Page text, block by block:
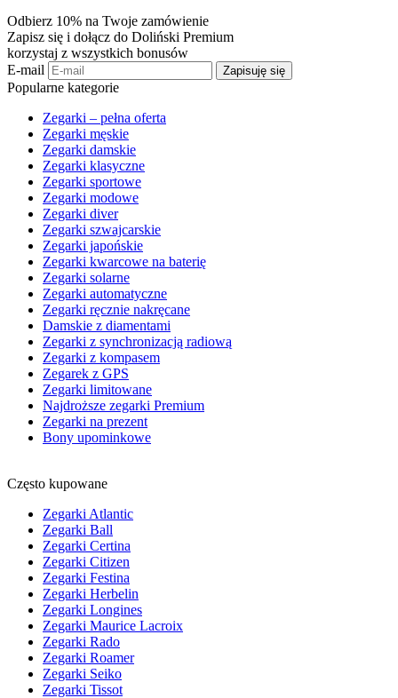
Odbierz 10% na Twoje zamówienie
Zapisz się i dołącz do Doliński Premium
korzystaj z wszystkich bonusów
E-mail
Zapisuję się
Popularne kategorie
Zegarki – pełna oferta
Zegarki męskie
Zegarki damskie
Zegarki klasyczne
Zegarki sportowe
Zegarki modowe
Zegarki diver
Zegarki szwajcarskie
Zegarki japońskie
Zegarki kwarcowe na baterię
Zegarki solarne
Zegarki automatyczne
Zegarki ręcznie nakręcane
Damskie z diamentami
Zegarki z synchronizacją radiową
Zegarki z kompasem
Zegarek z GPS
Zegarki limitowane
Najdroższe zegarki Premium
Zegarki na prezent
Bony upominkowe
Często kupowane
Zegarki Atlantic
Zegarki Ball
Zegarki Certina
Zegarki Citizen
Zegarki Festina
Zegarki Herbelin
Zegarki Longines
Zegarki Maurice Lacroix
Zegarki Rado
Zegarki Roamer
Zegarki Seiko
Zegarki Tissot